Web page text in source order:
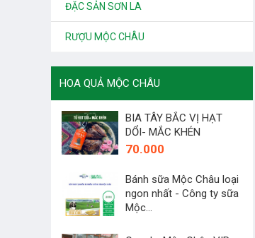
ĐẶC SẢN SƠN LA
RƯỢU MỘC CHÂU
HOA QUẢ MỘC CHÂU
BIA TÂY BẮC VỊ HẠT
DỔI- MẮC KHÉN
70.000
Bánh sữa Mộc Châu loại
ngon nhất - Công ty sữa
Mộc...